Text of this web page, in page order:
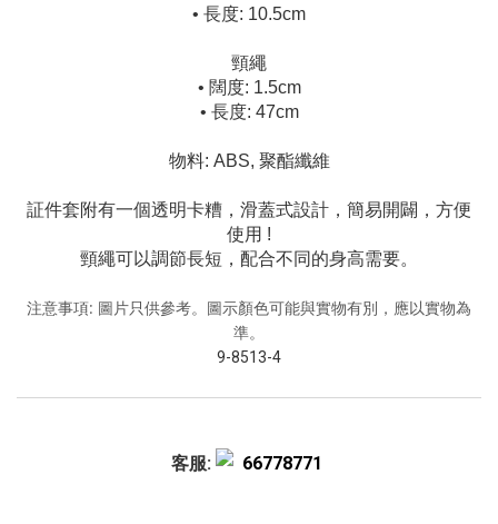
• 長度: 10.5cm
頸繩
• 闊度: 1.5cm
• 長度: 47cm
物料: ABS, 聚酯纖維
証件套附有一個透明卡糟，滑蓋式設計，簡易開闢，方便
使用 !
頸繩可以調節長短，配合不同的身高需要。
注意事項: 圖片只供參考。圖示顏色可能與實物有別，應以實物為
準。
9-8513-4
客服: 66778771